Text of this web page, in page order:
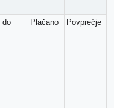
do
Plačano Povprečje